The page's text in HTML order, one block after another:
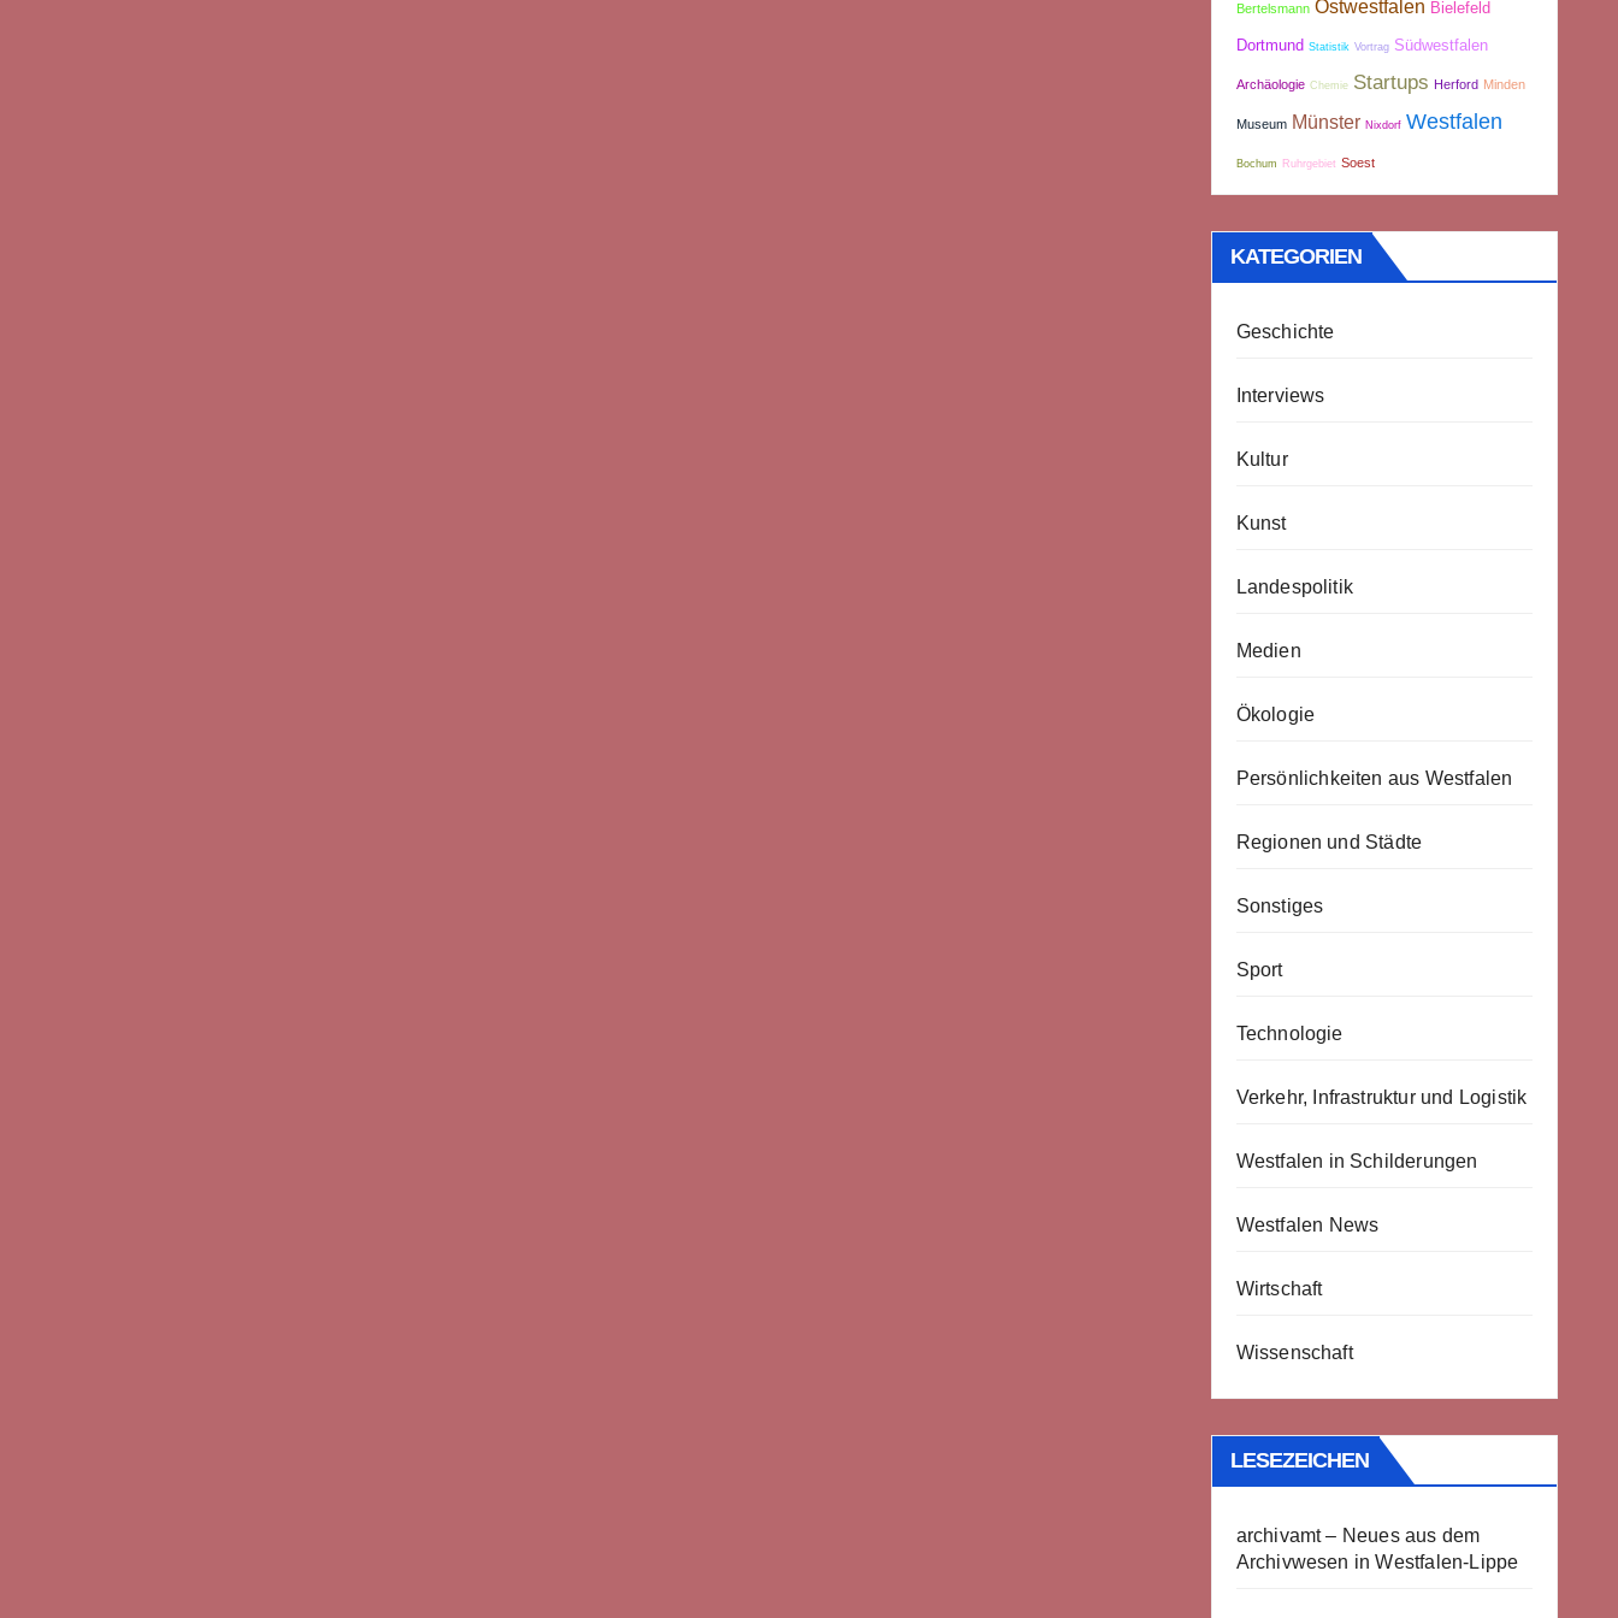
Bertelsmann Ostwestfalen Bielefeld
Dortmund Statistik Vortrag Südwestfalen
Archäologie Chemie Startups Herford Minden
Museum Münster Nixdorf Westfalen
Bochum Ruhrgebiet Soest
KATEGORIEN
Geschichte
Interviews
Kultur
Kunst
Landespolitik
Medien
Ökologie
Persönlichkeiten aus Westfalen
Regionen und Städte
Sonstiges
Sport
Technologie
Verkehr, Infrastruktur und Logistik
Westfalen in Schilderungen
Westfalen News
Wirtschaft
Wissenschaft
LESEZEICHEN
archivamt – Neues aus dem
Archivwesen in Westfalen-Lippe